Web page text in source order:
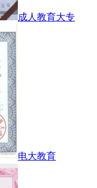
成人教育大专
电大教育